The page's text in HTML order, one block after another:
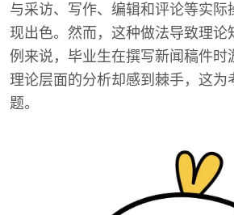
与采访、写作、编辑和评论等实际
现出色。然而，这种做法导致理论
例来说，毕业生在撰写新闻稿件时
理论层面的分析却感到棘手，这为
题。